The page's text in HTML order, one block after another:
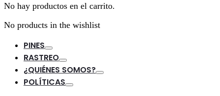
No hay productos en el carrito.
No products in the wishlist
PINES
Toggle
RASTREO
Toggle
¿QUIÉNES SOMOS?
Toggle
POLÍTICAS
Toggle